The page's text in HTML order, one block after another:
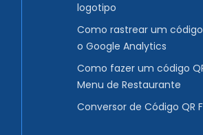
logotipo
Como rastrear um
o Google Analytics
Como fazer um código
Menu de Restaurante
Conversor de Código QR